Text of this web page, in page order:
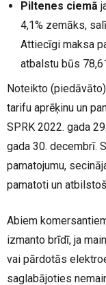
Piltenes ciemā
4,1% zemāks,
Attiecīgi maksa
atbalstu būs
Noteikto
tarifu aprēķinu un
SPRK 2022. gada
gada 30. decembrī.
pamatojumu,
pamatoti un
Abiem
izmanto brīdī, ja
vai pārdotās
saglabājoties